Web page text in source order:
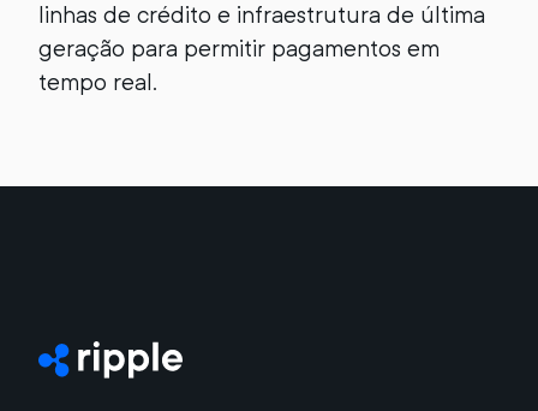
linhas de crédito e infraestrutura de última
geração para permitir pagamentos em
tempo real.